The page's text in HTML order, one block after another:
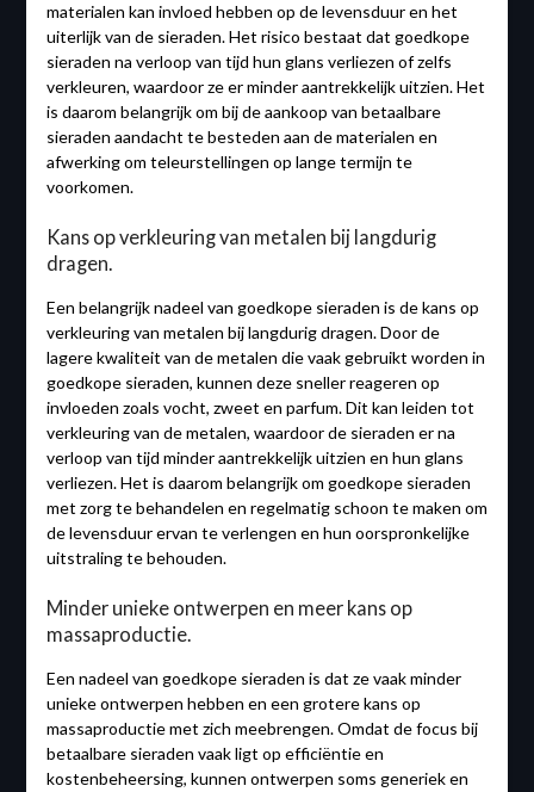
materialen kan invloed hebben op de levensduur en het
uiterlijk van de sieraden. Het risico bestaat dat goedkope
sieraden na verloop van tijd hun glans verliezen of zelfs
verkleuren, waardoor ze er minder aantrekkelijk uitzien. Het
is daarom belangrijk om bij de aankoop van betaalbare
sieraden aandacht te besteden aan de materialen en
afwerking om teleurstellingen op lange termijn te
voorkomen.
Kans op verkleuring van metalen bij langdurig
dragen.
Een belangrijk nadeel van goedkope sieraden is de kans op
verkleuring van metalen bij langdurig dragen. Door de
lagere kwaliteit van de metalen die vaak gebruikt worden in
goedkope sieraden, kunnen deze sneller reageren op
invloeden zoals vocht, zweet en parfum. Dit kan leiden tot
verkleuring van de metalen, waardoor de sieraden er na
verloop van tijd minder aantrekkelijk uitzien en hun glans
verliezen. Het is daarom belangrijk om goedkope sieraden
met zorg te behandelen en regelmatig schoon te maken om
de levensduur ervan te verlengen en hun oorspronkelijke
uitstraling te behouden.
Minder unieke ontwerpen en meer kans op
massaproductie.
Een nadeel van goedkope sieraden is dat ze vaak minder
unieke ontwerpen hebben en een grotere kans op
massaproductie met zich meebrengen. Omdat de focus bij
betaalbare sieraden vaak ligt op efficiëntie en
kostenbeheersing, kunnen ontwerpen soms generiek en